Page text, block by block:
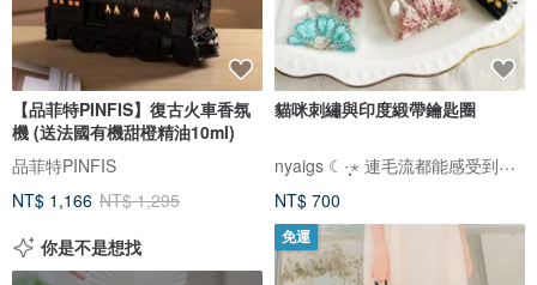
【品菲特PINFIS】復古火車香氛
機 (送法國有機甜橙精油10ml)
品菲特PINFIS
NT$ 1,166 NT$ 1,295
貓咪刺繡與印度緞帶鑰匙圈
nyaigs ☾·̩͙⋆ 連毛流都能感受到的貓咪刺繡
NT$ 700
你是不是想找
免運